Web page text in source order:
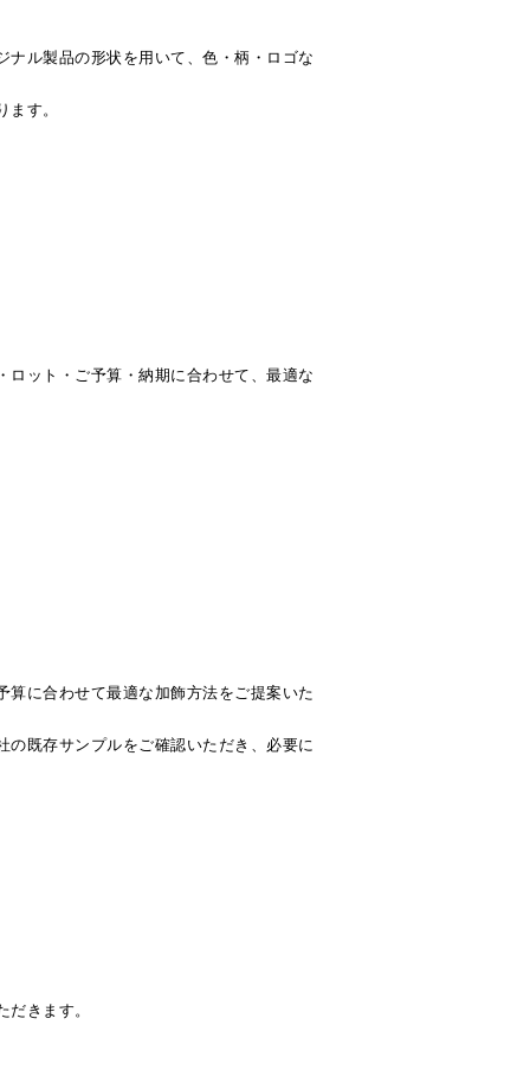
ナル製品の形状を用いて、色・柄・ロゴな
す。
ロット・ご予算・納期に合わせて、最適な
に合わせて最適な加飾方法をご提案いた
の既存サンプルをご確認いただき、必要に
きます。